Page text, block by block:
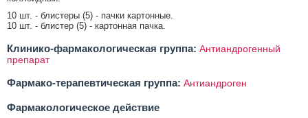
10 шт. - блистеры (5) - пачки картонные.
10 шт. - блистер (5) - картонная пачка.
Клинико-фармакологическая группа: Антиандрогенный
препарат
Фармако-терапевтическая группа: Антиандроген
Фармакологическое действие